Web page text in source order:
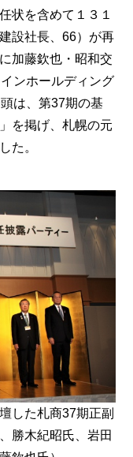
状を含めて１３１
設社長、66）が再
加藤欽也・昭和交
ンホールディング
は、第37期の基
を掲げ、札幌の元
た。
した札商37期正副
勝木紀昭氏、岩田